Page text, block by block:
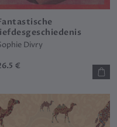
Divry
€